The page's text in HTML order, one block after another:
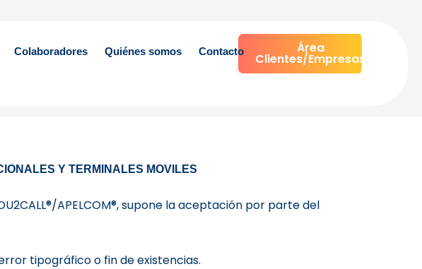
Colaboradores Quiénes somos Contacto Área
Clientes/Empresas
Y TERMINALES MOVILES
APELCOM®, supone la aceptación por parte del
tipográfico o fin de existencias.